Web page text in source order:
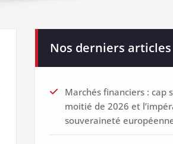
Nos derniers articles
Marchés financiers : cap
moitié de 2026 et
souveraineté